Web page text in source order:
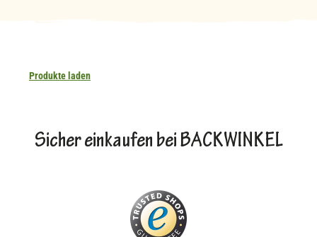
Produkte laden
Sicher einkaufen bei BACKWINKEL